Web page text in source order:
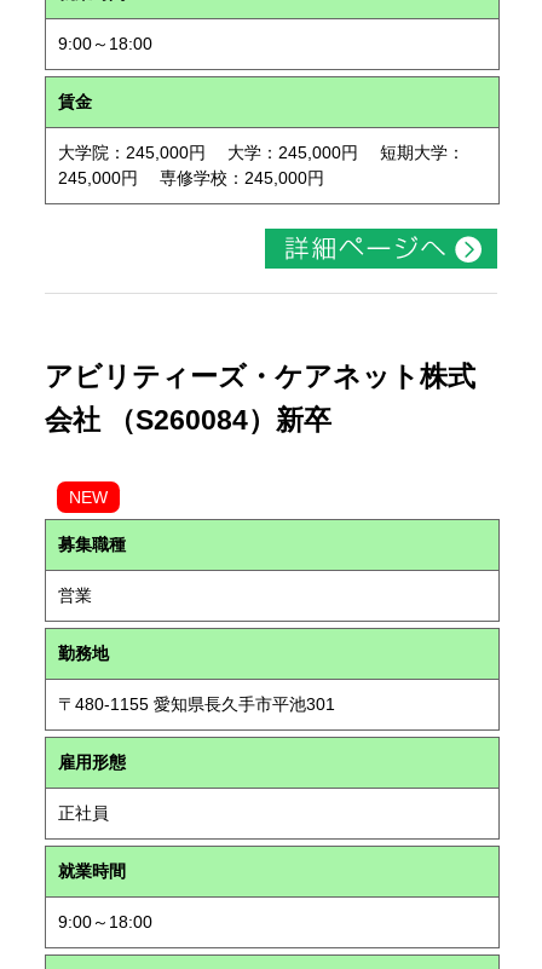
9:00～18:00
賃金
大学院：245,000円 大学：245,000円 短期大学：
245,000円 専修学校：245,000円
アビリティーズ・ケアネット株式
会社 （S260084）新卒
NEW
募集職種
営業
勤務地
〒480-1155 愛知県長久手市平池301
雇用形態
正社員
就業時間
9:00～18:00